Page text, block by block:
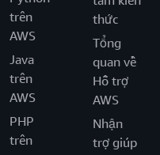
trên
AWS
Java
trên
AWS
PHP
trên
thức
Tổng
quan về
Hỗ trợ
AWS
Nhận
trợ giúp